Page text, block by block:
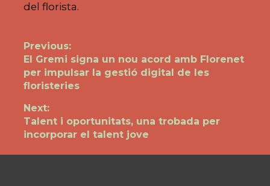
del florista.
Navegació
d'entrades
Previous:
Previous
post:
El Gremi signa un nou acord amb Florenet
per impulsar la gestió digital de les
floristeries
Next:
Next
post:
Talent i oportunitats, una trobada per
incorporar el talent jove